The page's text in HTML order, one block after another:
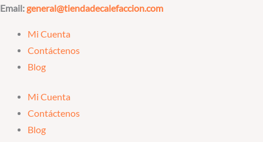
Ir
contenido
Email:general@tiendadecalefaccion.com
Mi Cuenta
Contáctenos
Blog
Mi Cuenta
Contáctenos
Blog